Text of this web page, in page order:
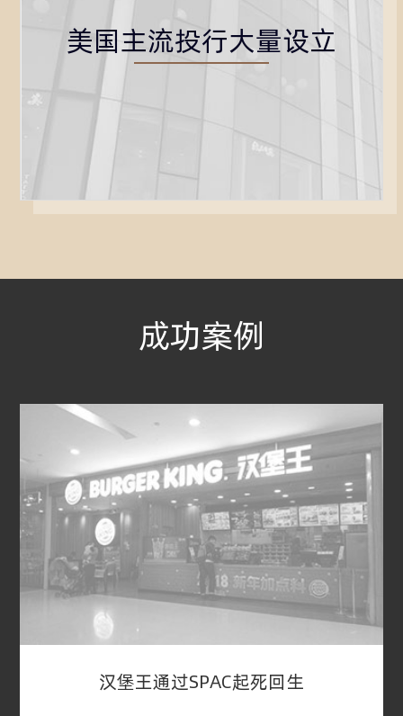
美国主流投行大量设立
成功案例
汉堡王通过SPAC起死回生